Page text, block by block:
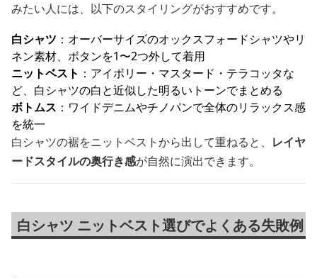
みたい人には、以下のスタイリングがおすすめです。
白シャツ ：オーバーサイズのオックスフォードシャツやリ
ネン素材、ボタンを1〜2つ外して着用
ニットベスト ：アイボリー・マスタード・テラコッタな
ど、白シャツの白と近似した明るいトーンでまとめる
ボトムス ：ワイドデニムやチノパンで全体のリラックス感
を統一
白シャツの裾をニットベストから出して重ねると、 レイヤ
ードスタイルの奥行き感が自然に演出できます。
白シャツ ニットベスト選びでよくある失敗例